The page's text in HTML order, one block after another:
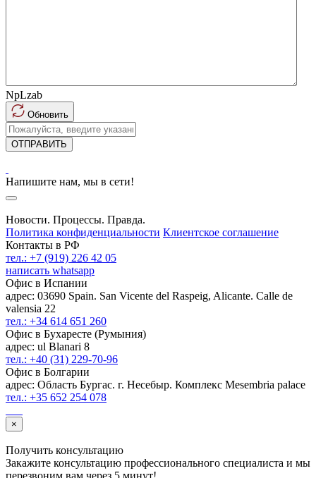
NpLzab
Обновить
ОТПРАВИТЬ
Напишите нам, мы в сети!
Новости. Процессы. Правда.
Политика конфиденциальности Клиентское соглашение
Контакты в РФ
тел.: +7 (919) 226 42 05
написать whatsapp
Офис в Испании
адрес: 03690 Spain. San Vicente del Raspeig, Alicante. Calle de
valensia 22
тел.: +34 614 651 260
Офис в Бухаресте (Румыния)
адрес: ul Blanari 8
тел.: +40 (31) 229-70-96
Офис в Болгарии
адрес: Область Бургас. г. Несебыр. Комплекс Mesembria palace
тел.: +35 652 254 078
×
Получить консультацию
Закажите консультацию профессионального специалиста и мы
перезвоним вам через 5 минут!